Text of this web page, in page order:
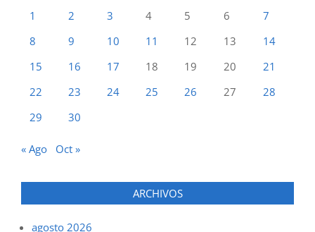
1
2 3 4 5 6
7
8
9 10 11 12 13
14
15
16 17 18 19 20
21
22
23 24 25 26 27
28
29
30
« Ago Oct »
ARCHIVOS
agosto 2026